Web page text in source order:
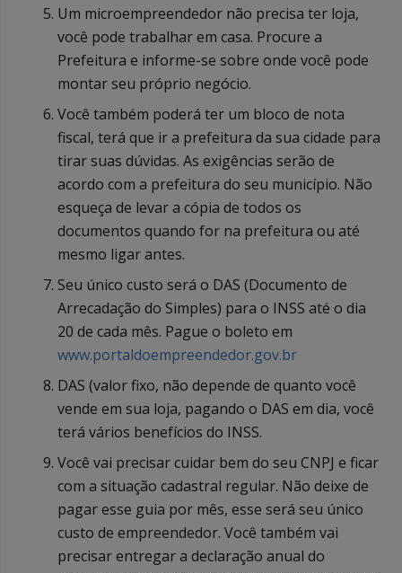
Um microempreendedor não precisa ter loja,
você pode trabalhar em casa. Procure a
Prefeitura e informe-se sobre onde você pode
montar seu próprio negócio.
Você também poderá ter um bloco de nota
fiscal, terá que ir a prefeitura da sua cidade para
tirar suas dúvidas. As exigências serão de
acordo com a prefeitura do seu município. Não
esqueça de levar a cópia de todos os
documentos quando for na prefeitura ou até
mesmo ligar antes.
Seu único custo será o DAS (Documento de
Arrecadação do Simples) para o INSS até o dia
20 de cada mês. Pague o boleto em
www.portaldoempreendedor.gov.br
DAS (valor fixo, não depende de quanto você
vende em sua loja, pagando o DAS em dia, você
terá vários benefícios do INSS.
Você vai precisar cuidar bem do seu CNPJ e ficar
com a situação cadastral regular. Não deixe de
pagar esse guia por mês, esse será seu único
custo de empreendedor. Você também vai
precisar entregar a declaração anual do